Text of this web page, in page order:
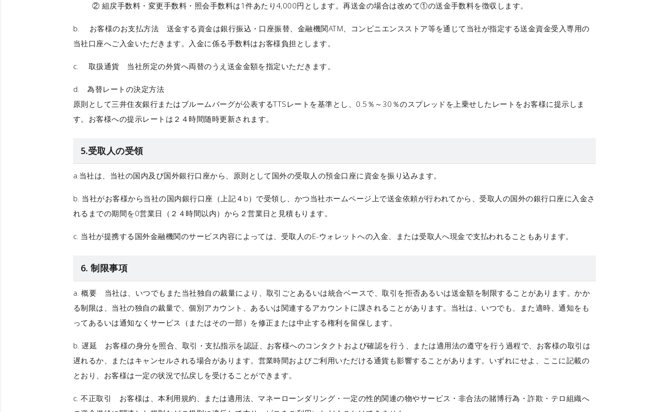
② 組戻手数料・変更手数料・照会手数料は1件あたり4,000円とします。再送金の場合は改めて①の送金手数料を徴収します。
b. お客様のお支払方法 送金する資金は銀行振込・口座振替、金融機関ATM、コンビニエンスストア等を通じて当社が指定する送金資金受入専用の
当社口座へご入金いただきます。入金に係る手数料はお客様負担とします。
c. 取扱通貨 当社所定の外貨へ両替のうえ送金金額を指定いただきます。
d.為替レートの決定方法
原則として三井住友銀行またはブルームバーグが公表するTTSレートを基準とし、0.5％～30％のスプレッドを上乗せしたレートをお客様に提示しま
す。お客様への提示レートは２４時間随時更新されます。
5.受取人の受領
a.当社は、当社の国内及び国外銀行口座から、原則として国外の受取人の預金口座に資金を振り込みます。
b. 当社がお客様から当社の国内銀行口座（上記４b）で受領し、かつ当社ホームページ上で送金依頼が行われてから、受取人の国外の銀行口座に入金さ
れるまでの期間を0営業日（２４時間以内）から２営業日と見積もります。
c. 当社が提携する国外金融機関のサービス内容によっては、受取人のE-ウォレットへの入金、または受取人へ現金で支払われることもあります。
6. 制限事項
a.概要 当社は、いつでもまた当社独自の裁量により、取引ごとあるいは統合ベースで、取引を拒否あるいは送金額を制限することがあります。かか
る制限は、当社の独自の裁量で、個別アカウント、あるいは関連するアカウントに課されることがあります。当社は、いつでも、また適時、通知をも
ってあるいは通知なくサービス（またはその一部）を修正または中止する権利を留保します。
b.遅延 お客様の身分を照合、取引・支払指示を認証、お客様へのコンタクトおよび確認を行う、または適用法の遵守を行う過程で、お客様の取引は
遅れるか、またはキャンセルされる場合があります。営業時間およびご利用いただける通貨も影響することがあります。いずれにせよ、ここに記載の
とおり、お客様は一定の状況で払戻しを受けることができます。
c.不正取引
お客様は、本利用規約、または適用法、マネーローンダリング・一定の性的関連の物やサービス・非合法の賭博行為・詐欺・テロ組織へ